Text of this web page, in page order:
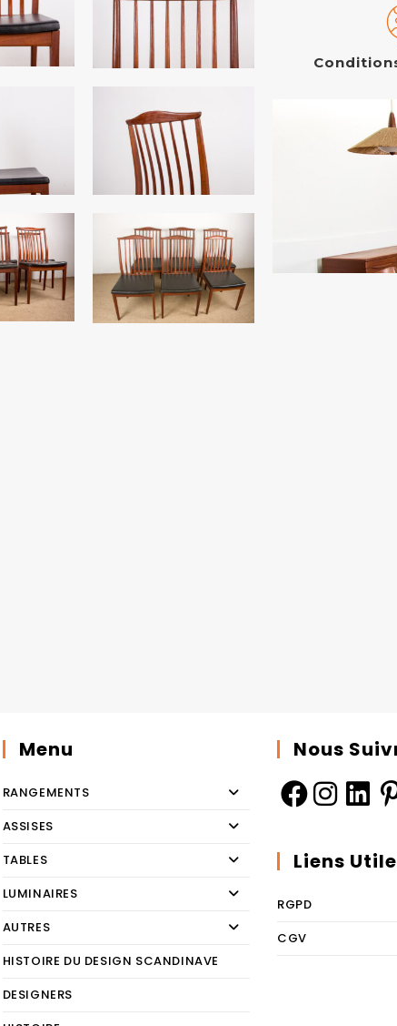
Menu
RANGEMENTS
ASSISES
TABLES
LUMINAIRES
AUTRES
HISTOIRE DU DESIGN SCANDINAVE
DESIGNERS
Nous
Liens
RGPD
CGV